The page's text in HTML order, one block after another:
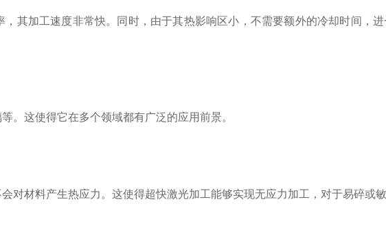
其加工速度非常快。同时，由于其热影响区小，不需要额外的冷却时间，
。这使得它在多个领域都有广泛的应用前景。
对材料产生热应力。这使得超快激光加工能够实现无应力加工，对于易碎或